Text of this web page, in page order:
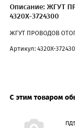
Описание: ЖГУТ
4320Х-3724300
ЖГУТ ПРОВОДОВ
Артикул: 4320Х-
С этим товаром